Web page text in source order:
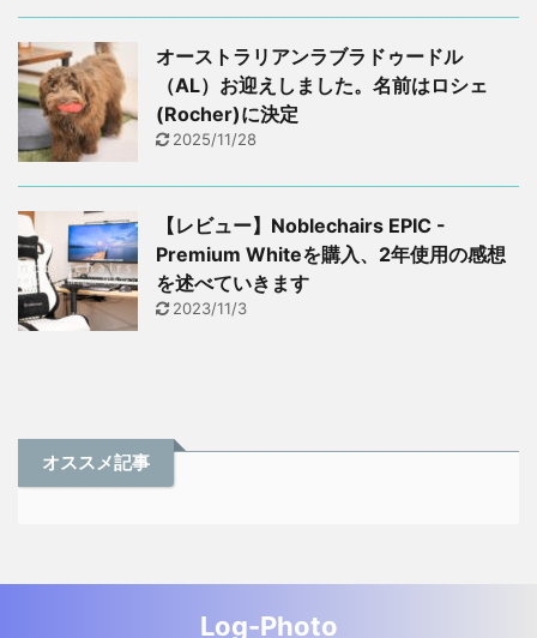
オーストラリアンラブラドゥードル
（AL）お迎えしました。名前はロシェ
(Rocher)に決定
2025/11/28
【レビュー】Noblechairs EPIC -
Premium Whiteを購入、2年使用の感想
を述べていきます
2023/11/3
オススメ記事
Log-Photo